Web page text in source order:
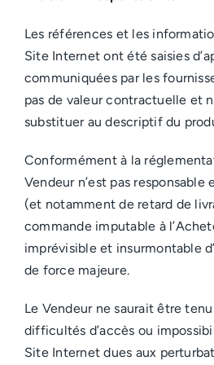
Les références et les
Site Internet ont été saisies
communiquées par les
pas de valeur contractuelle et
substituer au descriptif du
Conformément à la
Vendeur n’est pas responsable
(et notamment de retard de
commande imputable à
imprévisible et insurmontable
de force majeure.
Le Vendeur ne saurait être
difficultés d’accès ou
Site Internet dues aux